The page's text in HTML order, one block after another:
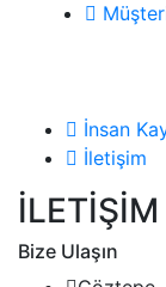
İnsan
İletişim
Bize Ulaşın